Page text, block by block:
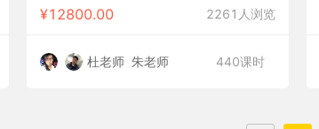
¥12800.00 2261人浏览
440课时
杜老师 朱老师